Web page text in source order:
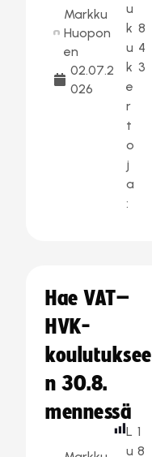
Markku
Huopon
en
02.07.2
026
u
k
u
k
e
r
t
o
j
a
:
8
4
3
Hae VAT–
HVK-
koulutuksee
n 30.8.
mennessä
L
u
1
8